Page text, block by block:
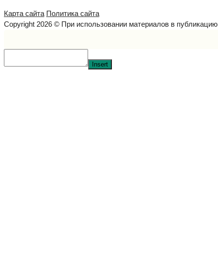
Карта сайта Политика сайта
Copyright 2026 © При использовании материалов в
Insert